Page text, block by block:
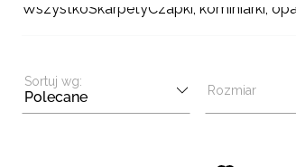
WszystkoSkarpetyCzapki, kominiarki,
Sortuj wg:
Polecane Rozmiar